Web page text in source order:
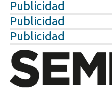
Publicidad
Publicidad
Publicidad